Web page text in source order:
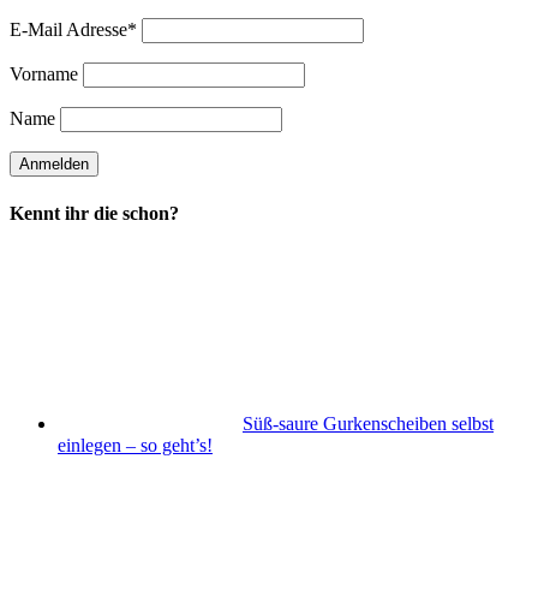
E-Mail Adresse*
Vorname
Name
Kennt ihr die schon?
Süß-saure Gurkenscheiben selbst
einlegen – so geht’s!